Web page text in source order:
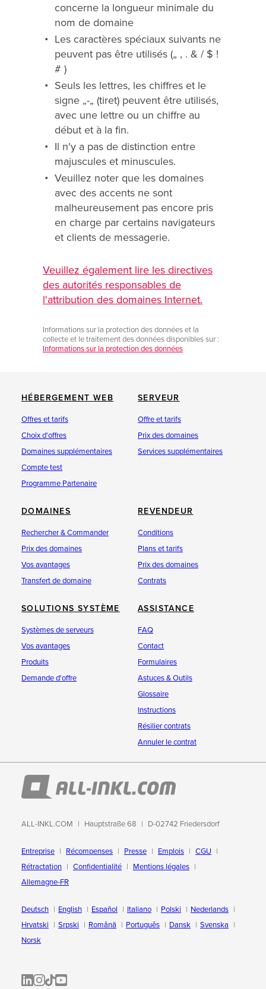
concerne la longueur minimale du
nom de domaine
Les caractères spéciaux suivants ne
peuvent pas être utilisés („ , . & / $ !
# )
Seuls les lettres, les chiffres et le
signe „-„ (tiret) peuvent être utilisés,
avec une lettre ou un chiffre au
début et à la fin.
Il n'y a pas de distinction entre
majuscules et minuscules.
Veuillez noter que les domaines
avec des accents ne sont
malheureusement pas encore pris
en charge par certains navigateurs
et clients de messagerie.
Veuillez également lire les directives
des autorités responsables de
l'attribution des domaines Internet.
Informations sur la protection des données et la
collecte et le traitement des données disponibles sur :
Informations sur la protection des données
HÉBERGEMENT WEB
Offres et tarifs
Choix d'offres
Domaines supplémentaires
Compte test
Programme Partenaire
SERVEUR
Offre et tarifs
Prix des domaines
Services supplémentaires
DOMAINES
Rechercher & Commander
Prix des domaines
Vos avantages
Transfert de domaine
REVENDEUR
Conditions
Plans et tarifs
Prix des domaines
Contrats
SOLUTIONS SYSTÈME
Systèmes de serveurs
Vos avantages
Produits
Demande d'offre
ASSISTANCE
FAQ
Contact
Formulaires
Astuces & Outils
Glossaire
Instructions
Résilier contrats
Annuler le contrat
ALL-INKL.COM Hauptstraße 68 D-02742 Friedersdorf
Entreprise Récompenses Presse Emplois
CGU
Rétractation
Confidentialité
Mentions légales
Allemagne-FR
Deutsch English Español Italiano Polski
Nederlands
Hrvatski
Srpski Română Português Dansk
Svenska
Norsk
ALL-INKL.COM | LinkedIn
ALL-INKL.COM • Instagram photos and videos
ALL-INKL.COM | TikTok
ALLINKL.COM - YouTube